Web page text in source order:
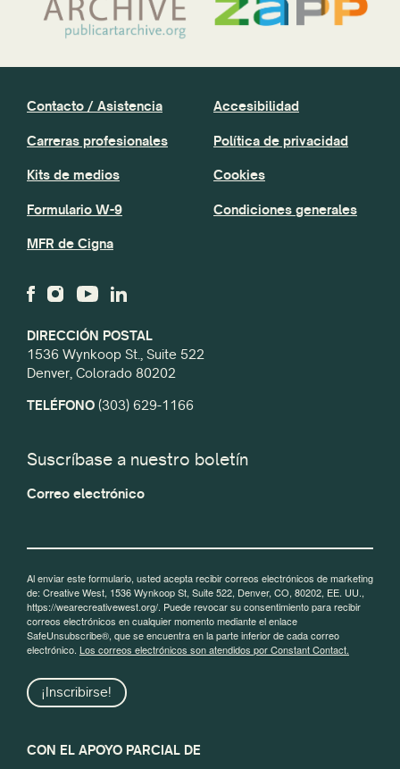
DIRECCIÓN POSTAL
1536 Wynkoop St., Suite 522
Denver, Colorado 80202
TELÉFONO (303) 629-1166
Contacto / Asistencia
Carreras profesionales
Kits de medios
Formulario W-9
MFR de Cigna
Accesibilidad
Política de privacidad
Cookies
Condiciones generales
Suscríbase a nuestro boletín
Correo electrónico
Al enviar este formulario, usted acepta recibir correos electrónicos de marketing
de: Creative West, 1536 Wynkoop St, Suite 522, Denver, CO, 80202, EE. UU.,
https://wearecreativewest.org/. Puede revocar su consentimiento para recibir
correos electrónicos en cualquier momento mediante el enlace
SafeUnsubscribe®, que se encuentra en la parte inferior de cada correo
electrónico. Los correos electrónicos son atendidos por Constant Contact.
¡Inscribirse!
CON EL APOYO PARCIAL DE